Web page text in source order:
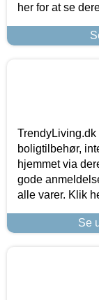
her for at se
boligtilbehør,
hjemmet via
gode
alle varer. Klik
Se